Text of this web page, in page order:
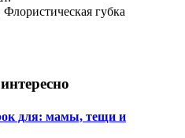
губка
для: мамы, тещи и